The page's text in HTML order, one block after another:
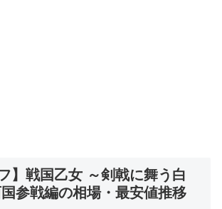
】戦国乙女 ～剣戟に舞う白
参戦編の相場・最安値推移